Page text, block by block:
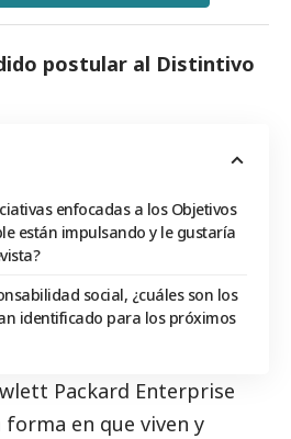
postular al Distintivo
enfocadas a los Objetivos
están impulsando y le gustaría
social, ¿cuáles son los
identificado para los próximos
Packard Enterprise
forma en que viven y